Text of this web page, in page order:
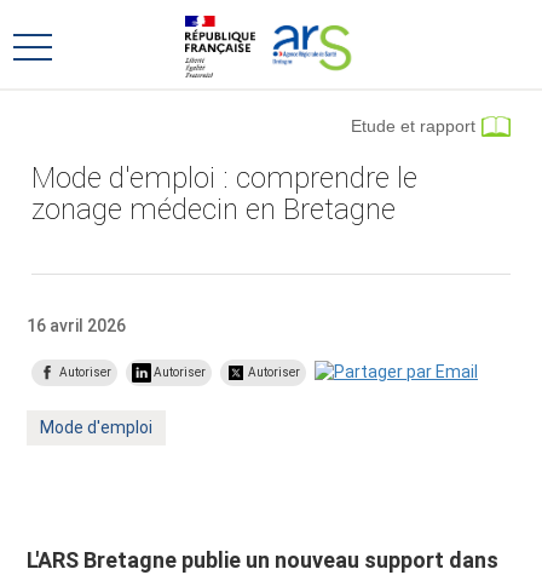
au
menu
au
contenu
Ouvrir
Mode d'emploi : comprendre le
zonage médecin en Bretagne
Etude et rapport
16 avril 2026
Autoriser Autoriser Autoriser
Mot
Mode d'emploi
L'ARS Bretagne publie un nouveau support dans